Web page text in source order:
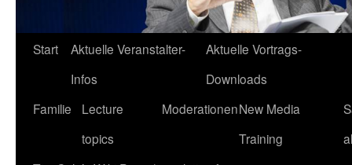
Start
Aktuelle Veranstalter-
Infos
Aktuelle Vortrags-
Downloads
Familie
Lecture
topics
ModerationenNew Media
Training